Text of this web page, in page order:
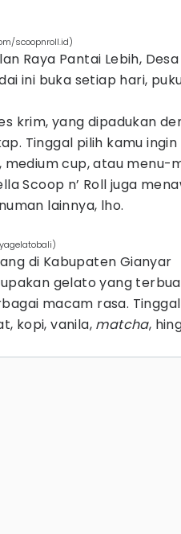
scoopnroll.id)
Raya Pantai Lebih, Desa
ini buka setiap hari,
krim, yang dipadukan
Tinggal pilih kamu ingin
cup, atau menu-
Scoop n’ Roll juga
lainnya, lho.
di Kabupaten Gianyar
gelato yang
macam rasa.
kopi, vanila, matcha,